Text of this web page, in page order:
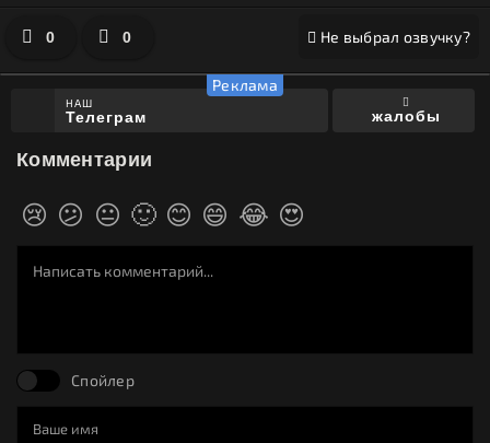
0 0 Не выбрал озвучку?
НАШ
Телеграм жалобы
Комментарии
😢 😕 😐 🙂 😊 😄 😂 😍
Спойлер